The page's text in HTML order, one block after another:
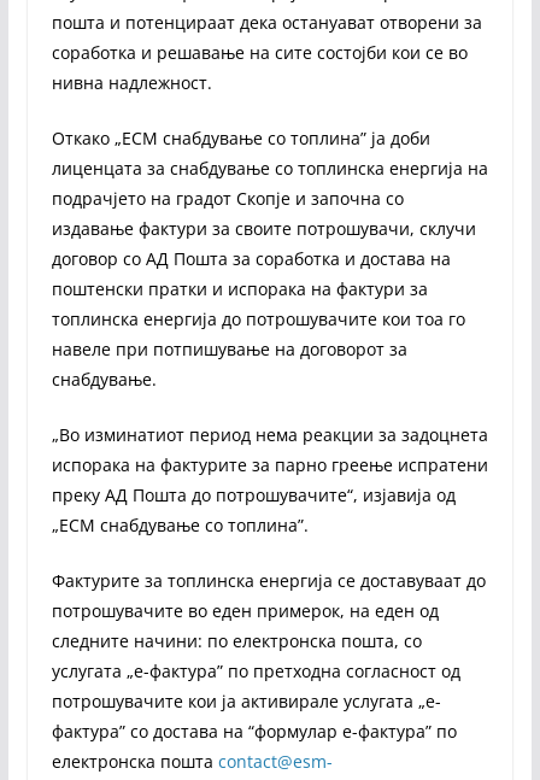
пошта и потенцираат дека остануават отворени за
соработка и решавање на сите состојби кои се во
нивна надлежност.
Откако „ЕСМ снабдување со топлина” ја доби
лиценцата за снабдување со топлинска енергија на
подрачјето на градот Скопје и започна со
издавање фактури за своите потрошувачи, склучи
договор со АД Пошта за соработка и достава на
поштенски пратки и испорака на фактури за
топлинска енергија до потрошувачите кои тоа го
навеле при потпишување на договорот за
снабдување.
„Во изминатиот период нема реакции за задоцнета
испорака на фактурите за парно греење испратени
преку АД Пошта до потрошувачите“, изјавија од
„ЕСМ снабдување со топлина”.
Фактурите за топлинска енергија се доставуваат до
потрошувачите во еден примерок, на еден од
следните начини: по електронска пошта, со
услугата „е-фактура” по претходна согласност од
потрошувачите кои ја активирале услугата „е-
фактура” со достава на “формулар е-фактура” по
електронска пошта contact@esm-